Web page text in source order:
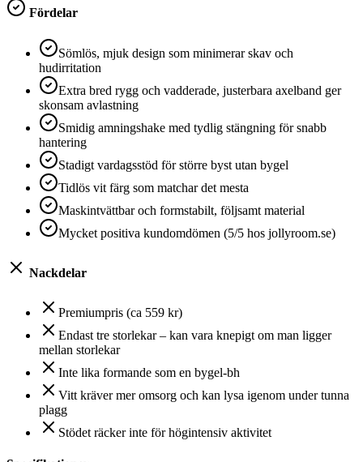
Fördelar
Sömlös, mjuk design som minimerar skav och
hudirritation
Extra bred rygg och vadderade, justerbara axelband ger
skonsam avlastning
Smidig amningshake med tydlig stängning för snabb
hantering
Stadigt vardagsstöd för större byst utan bygel
Tidlös vit färg som matchar det mesta
Maskintvättbar och formstabilt, följsamt material
Mycket positiva kundomdömen (5/5 hos jollyroom.se)
Nackdelar
Premiumpris (ca 559 kr)
Endast tre storlekar – kan vara knepigt om man ligger
mellan storlekar
Inte lika formande som en bygel-bh
Vitt kräver mer omsorg och kan lysa igenom under tunna
plagg
Stödet räcker inte för högintensiv aktivitet